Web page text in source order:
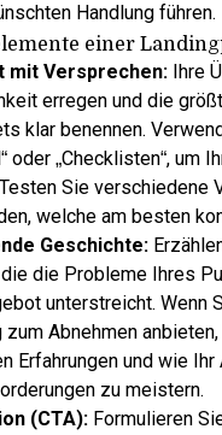
Handlung führen.
einer
mit Versprechen: Ihre
erregen und die
klar benennen.
oder „Checklisten“, um
Sie verschiedene
welche am besten
Geschichte:
die Probleme Ihres
unterstreicht. Wenn
zum Abnehmen
Erfahrungen und wie
zu meistern.
(CTA): Formulieren